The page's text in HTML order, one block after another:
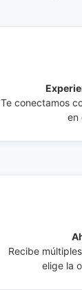
Te conectamos
en
Recibe
elige la